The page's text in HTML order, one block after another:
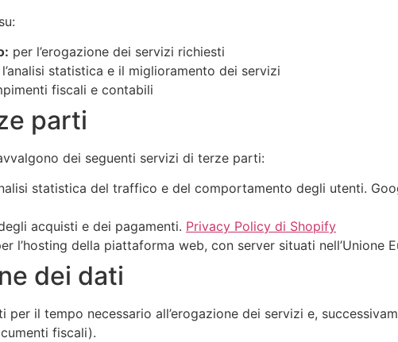
per l’erogazione dei servizi richiesti
statistica e il miglioramento dei servizi
fiscali e contabili
parti
dei seguenti servizi di terze parti:
statistica del traffico e del comportamento degli utenti.
acquisti e dei pagamenti. Privacy Policy di Shopify
l’hosting della piattaforma web, con server situati nell’Unione
dei dati
per il tempo necessario all’erogazione dei servizi e,
fiscali).